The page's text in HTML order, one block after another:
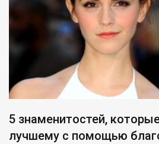
5 знаменитостей,
лучшему с помощью